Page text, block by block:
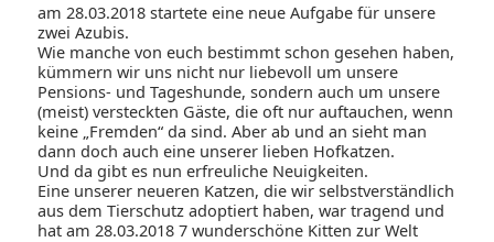
am 28.03.2018 startete eine neue Aufgabe für unsere
zwei Azubis.
Wie manche von euch bestimmt schon gesehen haben,
kümmern wir uns nicht nur liebevoll um unsere
Pensions- und Tageshunde, sondern auch um unsere
(meist) versteckten Gäste, die oft nur auftauchen, wenn
keine „Fremden“ da sind. Aber ab und an sieht man
dann doch auch eine unserer lieben Hofkatzen.
Und da gibt es nun erfreuliche Neuigkeiten.
Eine unserer neueren Katzen, die wir selbstverständlich
aus dem Tierschutz adoptiert haben, war tragend und
hat am 28.03.2018 7 wunderschöne Kitten zur Welt